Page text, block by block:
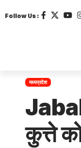
Follow Us :
मध्यप्रदेश
कुत्ते